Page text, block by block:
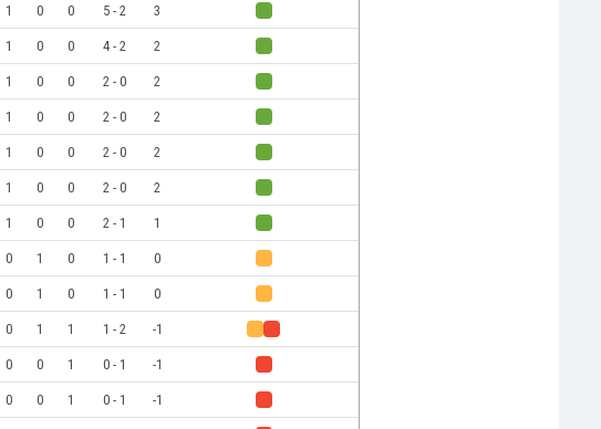
1 0 0 5 - 2 3
1 0 0 4 - 2 2
1 0 0 2 - 0 2
1 0 0 2 - 0 2
1 0 0 2 - 0 2
1 0 0 2 - 0 2
1 0 0 2 - 1 1
0 1 0 1 - 1 0
0 1 0 1 - 1 0
0 1 1 1 - 2 -1
0 0 1 0 - 1 -1
0 0 1 0 - 1 -1